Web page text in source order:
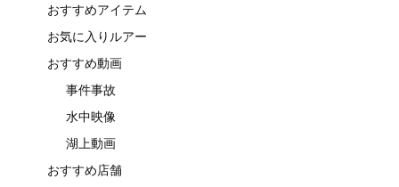
おすすめアイテム
お気に入りルアー
おすすめ動画
事件事故
水中映像
湖上動画
おすすめ店舗